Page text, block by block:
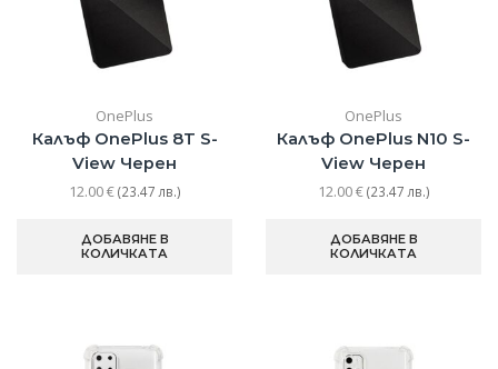
OnePlus
Калъф OnePlus 8T S-
View Черен
12.00€(23.47 лв.)
ДОБАВЯНЕ В
КОЛИЧКАТА
OnePlus
Калъф OnePlus N10 S-
View Черен
12.00€(23.47 лв.)
ДОБАВЯНЕ В
КОЛИЧКАТА